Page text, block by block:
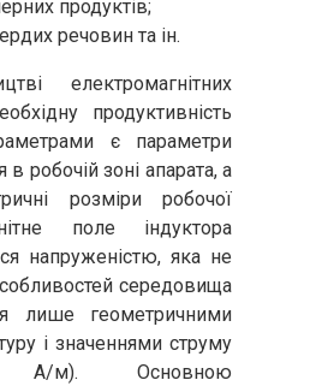
продуктів;
речовин та ін.
електромагнітних
продуктивність
є параметри
в робочій зоні апарата, а
розміри робочої
поле індуктора
напруженістю, яка не
середовища
лише геометричними
і значеннями струму
А/м). Основною